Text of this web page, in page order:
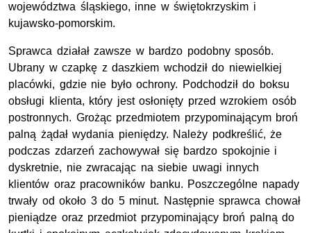
województwa śląskiego, inne w świętokrzyskim i
kujawsko-pomorskim.
Sprawca działał zawsze w bardzo podobny sposób.
Ubrany w czapkę z daszkiem wchodził do niewielkiej
placówki, gdzie nie było ochrony. Podchodził do boksu
obsługi klienta, który jest osłonięty przed wzrokiem osób
postronnych. Grożąc przedmiotem przypominającym broń
palną żądał wydania pieniędzy. Należy podkreślić, że
podczas zdarzeń zachowywał się bardzo spokojnie i
dyskretnie, nie zwracając na siebie uwagi innych
klientów oraz pracowników banku. Poszczególne napady
trwały od około 3 do 5 minut. Następnie sprawca chował
pieniądze oraz przedmiot przypominający broń palną do